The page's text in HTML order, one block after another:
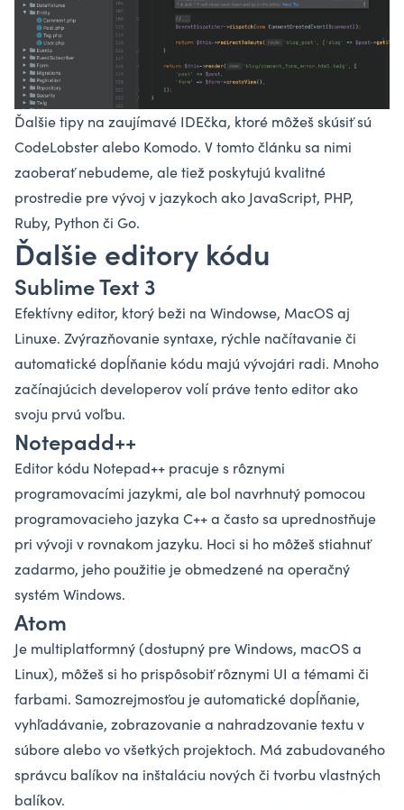
Ďalšie tipy na zaujímavé IDEčka, ktoré môžeš skúsiť sú
CodeLobster alebo Komodo. V tomto článku sa nimi
zaoberať nebudeme, ale tiež poskytujú kvalitné
prostredie pre vývoj v jazykoch ako JavaScript, PHP,
Ruby, Python či Go.
Ďalšie editory kódu
Sublime Text 3
Efektívny editor, ktorý beži na Windowse, MacOS aj
Linuxe. Zvýrazňovanie syntaxe, rýchle načítavanie či
automatické dopĺňanie kódu majú vývojári radi. Mnoho
začínajúcich developerov volí práve tento editor ako
svoju prvú voľbu.
Notepadd++
Editor kódu Notepad++ pracuje s rôznymi
programovacími jazykmi, ale bol navrhnutý pomocou
programovacieho jazyka C++a často sa uprednostňuje
pri vývoji v rovnakom jazyku. Hoci si ho môžeš stiahnuť
zadarmo, jeho použitie je obmedzené na operačný
systém Windows.
Atom
Je multiplatformný (dostupný pre Windows, macOS a
Linux), môžeš si ho prispôsobiť rôznymi UI a témami či
farbami. Samozrejmosťou je automatické dopĺňanie,
vyhľadávanie, zobrazovanie a nahradzovanie textu v
súbore alebo vo všetkých projektoch. Má zabudovaného
správcu balíkov na inštaláciu nových či tvorbu vlastných
balíkov.